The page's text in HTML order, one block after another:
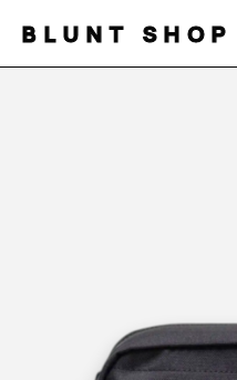
BLUNT SHOP